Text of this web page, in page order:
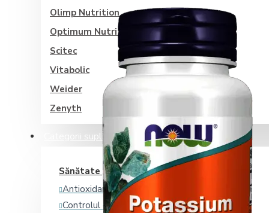
Olimp Nutrition
Optimum Nutrition
Scitec
Vitabolic
Weider
Zenyth
Categorii suplimente
Sănătate generală
Antioxidanti
Controlul glicemiei